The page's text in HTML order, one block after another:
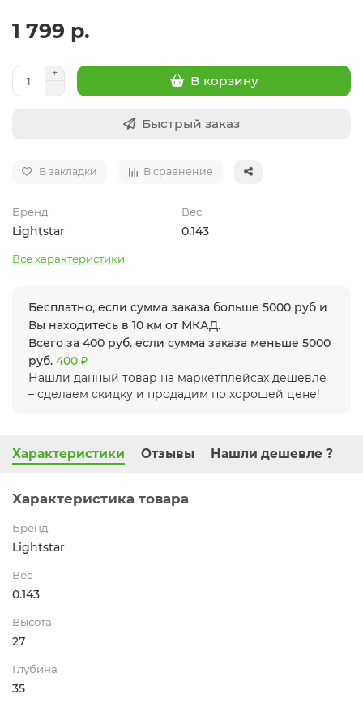
1 799 р.
В корзину
Быстрый заказ
В закладки В сравнение
Бренд
Lightstar
Вес
0.143
Все характеристики
Бесплатно, если сумма заказа больше 5000 руб и
Вы находитесь в 10 км от МКАД.
Всего за 400 руб. если сумма заказа меньше 5000
руб. 400 ₽
Нашли данный товар на маркетплейсах дешевле
– сделаем скидку и продадим по хорошей цене!
Характеристики Отзывы Нашли дешевле ?
Характеристика товара
Бренд
Lightstar
Вес
0.143
Высота
27
Глубина
35